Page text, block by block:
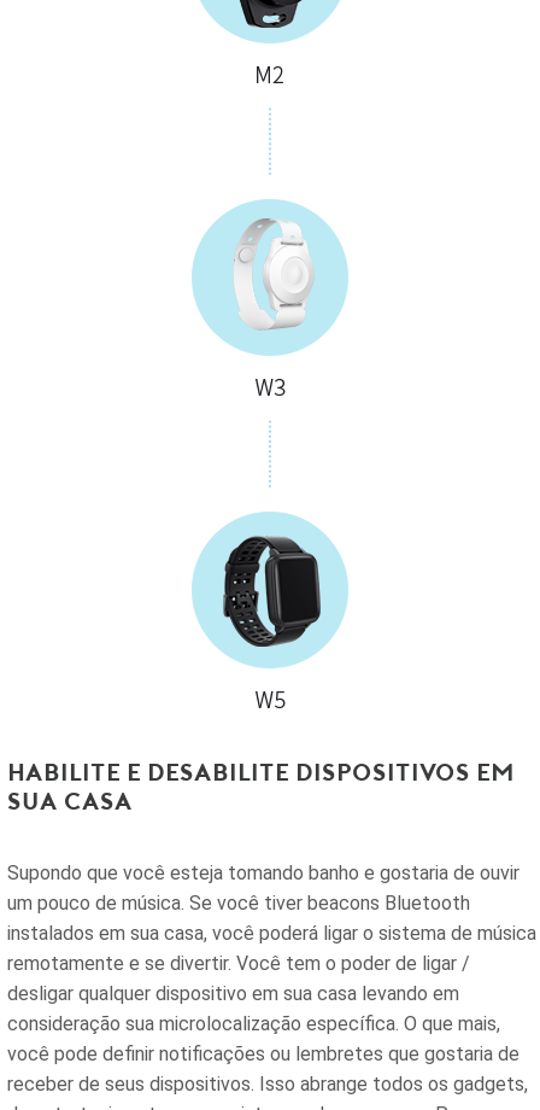
Habilite e desabilite dispositivos em
sua casa
Supondo que você esteja tomando banho e gostaria de ouvir
um pouco de música. Se você tiver beacons Bluetooth
instalados em sua casa, você poderá ligar o sistema de música
remotamente e se divertir. Você tem o poder de ligar /
desligar qualquer dispositivo em sua casa levando em
consideração sua microlocalização específica. O que mais,
você pode definir notificações ou lembretes que gostaria de
receber de seus dispositivos. Isso abrange todos os gadgets,